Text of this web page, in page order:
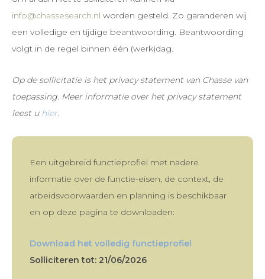
info@chassesearch.nl worden gesteld. Zo garanderen wij
een volledige en tijdige beantwoording. Beantwoording
volgt in de regel binnen één (werk)dag.
Op de sollicitatie is het privacy statement van Chasse van
toepassing. Meer informatie over het privacy statement
leest u hier.
Een uitgebreid functieprofiel met nadere
informatie over de functie-eisen, de context, de
arbeidsvoorwaarden en planning is beschikbaar
en op deze pagina te downloaden:
Download het volledig functieprofiel
Solliciteren tot: 21/06/2026